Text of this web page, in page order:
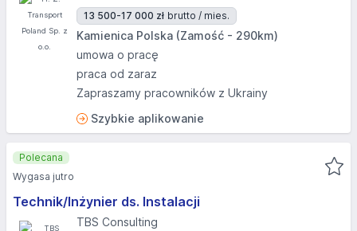
13 500-17 000 zł brutto / mies.
Kamienica Polska (Zamość - 290km)
umowa o pracę
praca od zaraz
Zapraszamy pracowników z Ukrainy
Szybkie aplikowanie
Technik/Inżynier ds. Instalacji
TBS Consulting
Polecana
Wygasa jutro